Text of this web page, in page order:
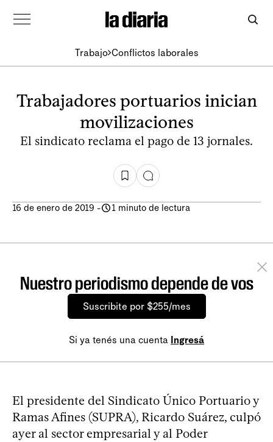
Trabajo Conflictos laborales
Trabajadores portuarios inician
movilizaciones
El sindicato reclama el pago de 13 jornales.
16 de enero de 2019 - 1 minuto de lectura
Nuestro periodismo depende de vos
Suscribite por $255/mes
Si ya tenés una cuenta Ingresá
El presidente del Sindicato Único Portuario y
Ramas Afines (SUPRA), Ricardo Suárez, culpó
ayer al sector empresarial y al Poder